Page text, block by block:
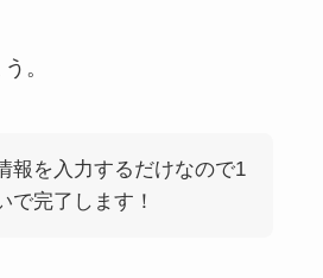
。
報を入力するだけなので1
で完了します！